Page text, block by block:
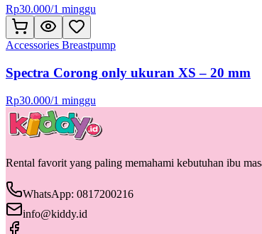
Rp30.000/1 minggu
Accessories Breastpump
Spectra Corong only ukuran XS – 20 mm
Rp30.000/1 minggu
Rental favorit yang paling memahami kebutuhan ibu
WhatsApp: 0817200216
info@kiddy.id